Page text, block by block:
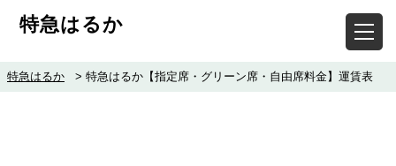
特急はるか
特急はるか > 特急はるか【指定席・グリーン席・自由席料金】運賃表